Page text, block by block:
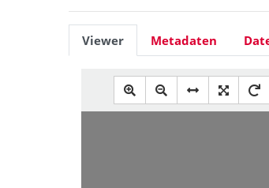
Viewer Metadaten